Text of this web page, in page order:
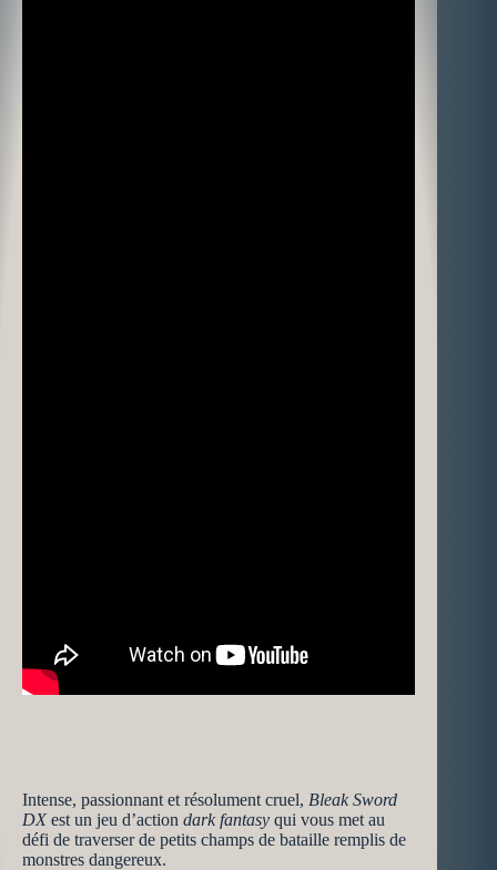
Intense, passionnant et résolument cruel, Bleak Sword
DX est un jeu d’action dark fantasy qui vous met au
défi de traverser de petits champs de bataille remplis de
monstres dangereux.